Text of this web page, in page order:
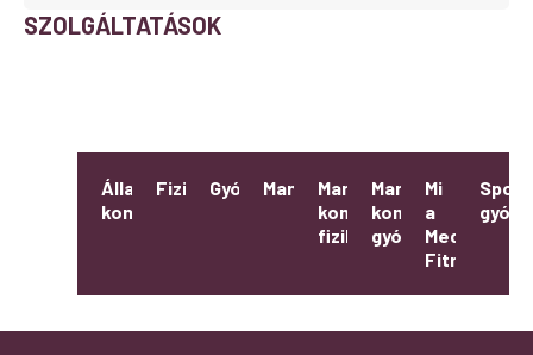
SZOLGÁLTATÁSOK
Állapotfelmérés,
konzultáció
Fizikoterápia
GyógytornaManuálterápia
Manuálterápiával
kombinált
fizikoterápia
Manuálterápiával
kombinált
gyógytorna
Mi
a
Medical
Fitnesz?